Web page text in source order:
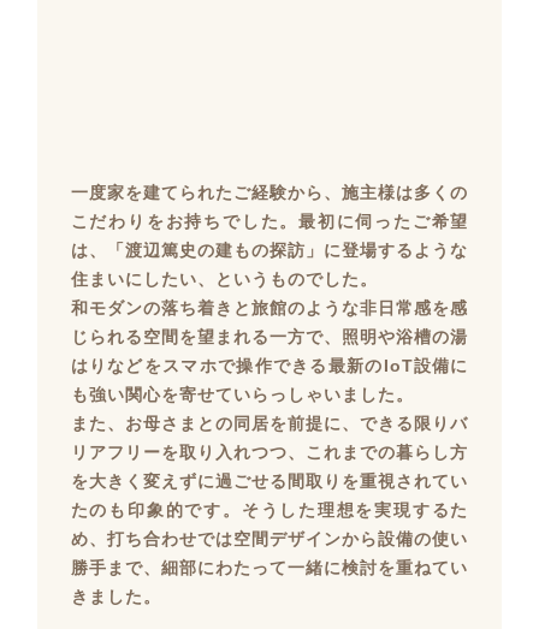
一度家を建てられたご経験から、施主様は多くの
こだわりをお持ちでした。最初に伺ったご希望
は、「渡辺篤史の建もの探訪」に登場するような
住まいにしたい、というものでした。
和モダンの落ち着きと旅館のような非日常感を感
じられる空間を望まれる一方で、照明や浴槽の湯
はりなどをスマホで操作できる最新のIoT設備に
も強い関心を寄せていらっしゃいました。
また、お母さまとの同居を前提に、できる限りバ
リアフリーを取り入れつつ、これまでの暮らし方
を大きく変えずに過ごせる間取りを重視されてい
たのも印象的です。そうした理想を実現するた
め、打ち合わせでは空間デザインから設備の使い
勝手まで、細部にわたって一緒に検討を重ねてい
きました。